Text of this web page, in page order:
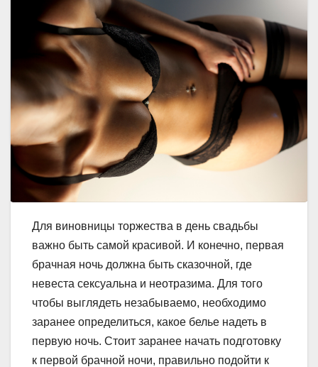
Для виновницы торжества в день свадьбы
важно быть самой красивой. И конечно, первая
брачная ночь должна быть сказочной, где
невеста сексуальна и неотразима. Для того
чтобы выглядеть незабываемо, необходимо
заранее определиться, какое белье надеть в
первую ночь. Стоит заранее начать подготовку
к первой брачной ночи, правильно подойти к